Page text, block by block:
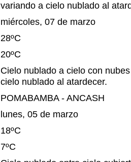
variando a cielo nublado al
miércoles, 07 de marzo
28ºC
20ºC
Cielo nublado a cielo con
cielo nublado al atardecer.
POMABAMBA - ANCASH
lunes, 05 de marzo
18ºC
7ºC